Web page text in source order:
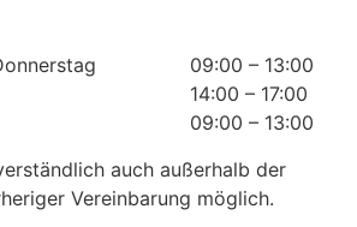
09:00 – 13:00
14:00 – 17:00
09:00 – 13:00
auch außerhalb der
Vereinbarung möglich.